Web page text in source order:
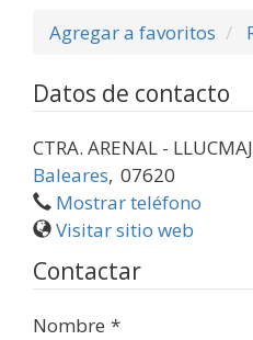
Agregar a favoritos
Datos de contacto
CTRA. ARENAL -
Baleares, 07620
Mostrar teléfono
Visitar sitio web
Contactar
Nombre *